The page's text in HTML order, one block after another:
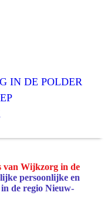
IN DE POLDER
van Wijkzorg in de
persoonlijke en
de regio Nieuw-